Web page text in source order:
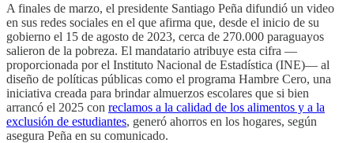
A finales de marzo, el presidente Santiago Peña difundió un video
en sus redes sociales en el que afirma que, desde el inicio de su
gobierno el 15 de agosto de 2023, cerca de 270.000 paraguayos
salieron de la pobreza. El mandatario atribuye esta cifra —
proporcionada por el Instituto Nacional de Estadística (INE)— al
diseño de políticas públicas como el programa Hambre Cero, una
iniciativa creada para brindar almuerzos escolares que si bien
arrancó el 2025 con reclamos a la calidad de los alimentos y a la
exclusión de estudiantes, generó ahorros en los hogares, según
asegura Peña en su comunicado.